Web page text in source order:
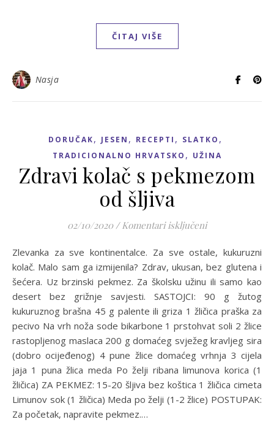
ČITAJ VIŠE
Nasja
DORUČAK, JESEN , RECEPTI , SLATKO ,
TRADICIONALNO HRVATSKO , UŽINA
Zdravi kolač s pekmezom
od šljiva
02/10/2020 / Komentari isključeniza Zdravi kolač
Zlevanka za sve kontinentalce. Za sve ostale, kukuruzni
kolač. Malo sam ga izmijenila? Zdrav, ukusan, bez glutena i
šećera. Uz brzinski pekmez. Za školsku užinu ili samo kao
desert bez grižnje savjesti. SASTOJCI: 90 g žutog
kukuruznog brašna 45 g palente ili griza 1 žličica praška za
pecivo Na vrh noža sode bikarbone 1 prstohvat soli 2 žlice
rastopljenog maslaca 200 g domaćeg svježeg kravljeg sira
(dobro ocijeđenog) 4 pune žlice domaćeg vrhnja 3 cijela
jaja 1 puna žlica meda Po želji ribana limunova korica (1
žličica) ZA PEKMEZ: 15-20 šljiva bez koštica 1 žličica cimeta
Limunov sok (1 žličica) Meda po želji (1-2 žlice) POSTUPAK:
Za početak, napravite pekmez.…